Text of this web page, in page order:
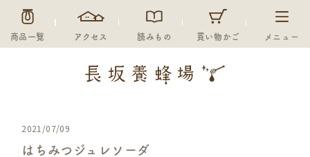
商品一覧 アクセス 読みもの 買い物かご メニュー
2021/07/09
はちみつジュレソーダ